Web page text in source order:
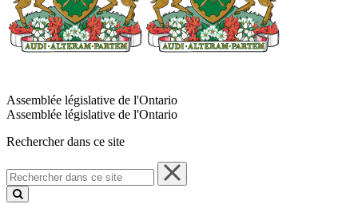
Assemblée législative de l'Ontario
Assemblée législative de l'Ontario
Rechercher dans ce site
Rechercher
dans
ce